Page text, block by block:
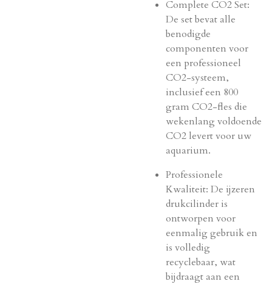
Complete CO2 Set:
De set bevat alle
benodigde
componenten voor
een professioneel
CO2-systeem,
inclusief een 800
gram CO2-fles die
wekenlang voldoende
CO2 levert voor uw
aquarium.
Professionele
Kwaliteit: De ijzeren
drukcilinder is
ontworpen voor
eenmalig gebruik en
is volledig
recyclebaar, wat
bijdraagt aan een